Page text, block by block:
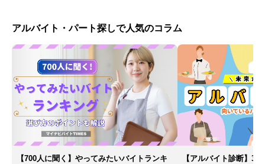
アルバイト・パート探しで人気のコラム
【700人に聞く】やってみたいバイトランキ
【アルバイト診断】